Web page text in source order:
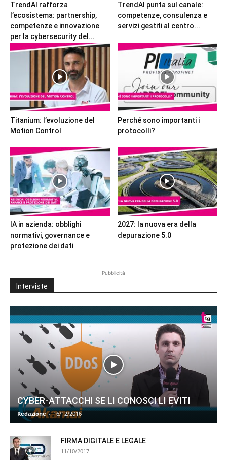
TrendAI rafforza
l’ecosistema: partnership,
competenze e innovazione
per la cybersecurity del...
TrendAI punta sul canale:
competenze, consulenza e
servizi gestiti al centro...
Titanium: l’evoluzione del
Motion Control
Perché sono importanti i
protocolli?
IA in azienda: obblighi
normativi, governance e
protezione dei dati
2027: la nuova era della
depurazione 5.0
Pubblicità
Interviste
CYBER-ATTACCHI SE LI CONOSCI LI EVITI
Redazione - 16/12/2016
FIRMA DIGITALE E LEGALE
11/10/2017